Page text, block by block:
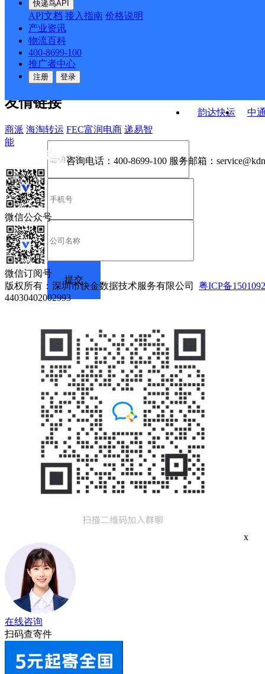
快递鸟API
API文档 接入指南 价格说明
产业资讯
物流百科
400-8699-100
推广者中心
注册 登录
韵达快运
中
关于我们
公司介绍 企业动态
合作伙伴 快递鸟接口服务协议
户隐私政策
友情链接
商派 海淘转运 FEC富润电商 递易智
能
咨询电话： 400-8699-100 服务邮箱：
微信公众号
微信订阅号
版权所有：深圳市快金数据技术服务有限公司 粤ICP备
44030402002993
x
在线咨询
扫码查寄件